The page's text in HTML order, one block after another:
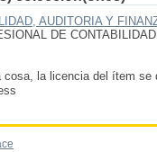
AUDITORIA Y
DE
cosa, la licencia del ítem se